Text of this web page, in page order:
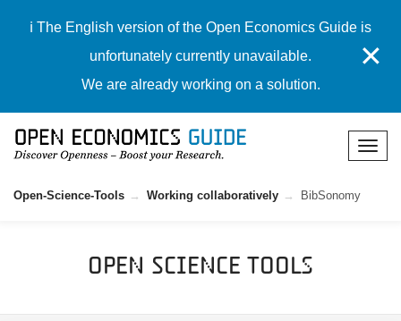
ℹ️ The English version of the Open Economics Guide is
unfortunately currently unavailable.
We are already working on a solution.
✕
Open-Science-Tools Working collaboratively BibSonomy
Open Science Tools